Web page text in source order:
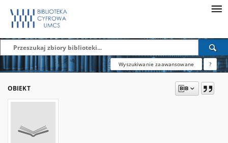
Wyszukiwanie zaawansowane ?
OBIEKT